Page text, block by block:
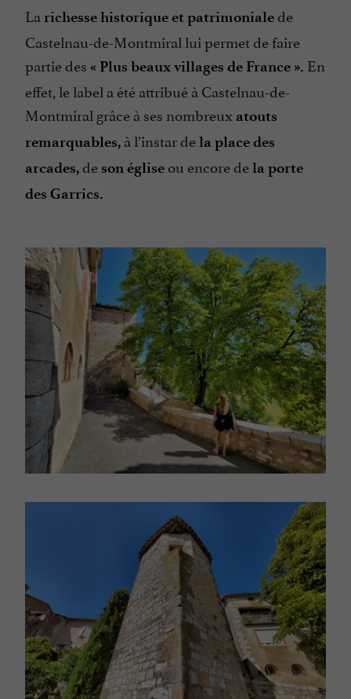
La richesse historique et patrimonialede
Castelnau-de-Montmiral lui permet de faire
partie des « Plus beaux villages de France ». En
effet, le label a été attribué à Castelnau-de-
Montmiral grâce à ses nombreux atouts
remarquables, à l’instar dela place des
arcades,de son église ou encore dela porte
des Garrics.